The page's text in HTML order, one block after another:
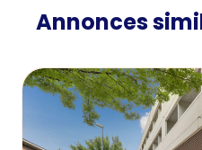
Annonces